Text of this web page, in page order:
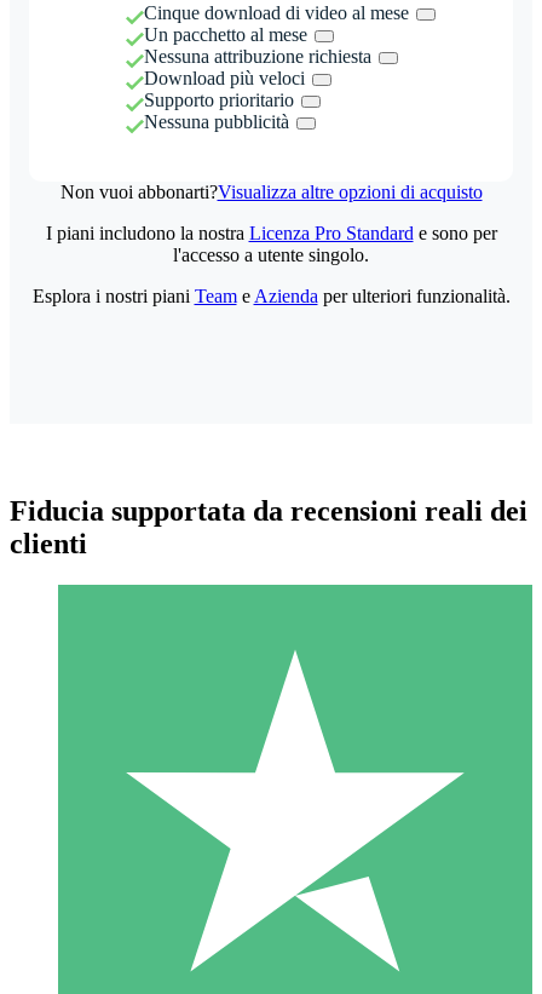
Cinque download di video al mese
Un pacchetto al mese
Nessuna attribuzione richiesta
Download più veloci
Supporto prioritario
Nessuna pubblicità
Non vuoi abbonarti?Visualizza altre opzioni di acquisto
Pacchetti di Crediti Individuali
Paga a consumo con crediti di download. Nessun impegno
1 Download
10
I piani includono la nostra Licenza Pro Standard e sono per
l'accesso a utente singolo.
Esplora i nostri piani Teame Azienda per ulteriori funzionalità.
Fiducia supportata da recensioni reali dei
clienti